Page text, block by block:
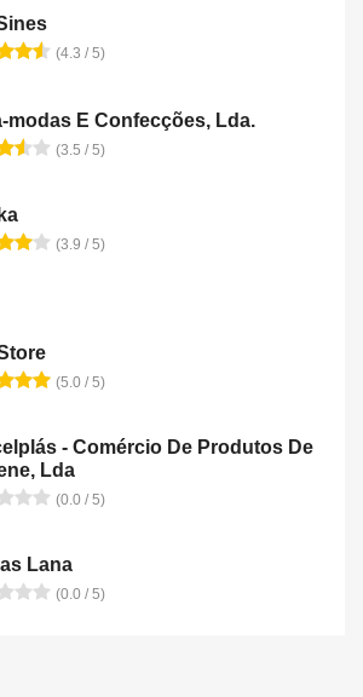
(4.3 / 5)
modas E Confecções, Lda.
(3.5 / 5)
(3.9 / 5)
(5.0 / 5)
- Comércio De Produtos De
Lda
(0.0 / 5)
Lana
(0.0 / 5)